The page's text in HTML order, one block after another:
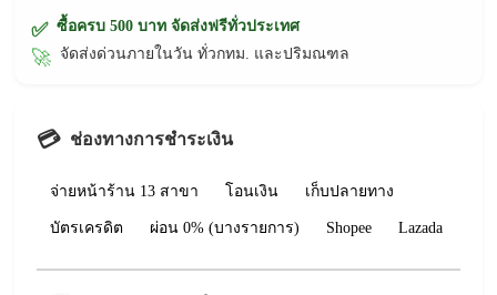
✅ ซื้อครบ 500 บาท จัดส่งฟรีทั่วประเทศ
🚀 จัดส่งด่วนภายในวัน ทั่วกทม. และปริมณฑล
💳 ช่องทางการชำระเงิน
จ่ายหน้าร้าน 13 สาขา โอนเงิน เก็บปลายทาง
บัตรเครดิต ผ่อน 0% (บางรายการ) Shopee Lazada